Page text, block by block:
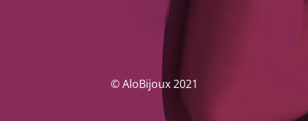
© AloBijoux 2021